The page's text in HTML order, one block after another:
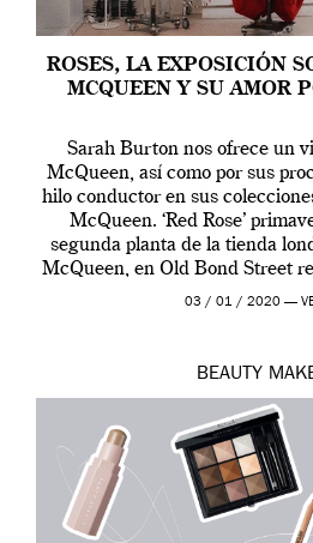
ROSES, LA EXPOSICIÓN
MCQUEEN Y SU AMOR
Sarah Burton nos ofrece un
McQueen, así como por sus
hilo conductor en sus
McQueen. ‘Red Rose’
segunda planta de la tienda
McQueen, en Old Bond Street
de 2019 hasta final
03 / 01 / 2020 —
BEAUTY